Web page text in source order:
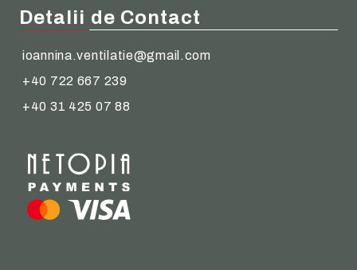
Detalii de Contact
ioannina.ventilatie@gmail.com
+40 722 667 239
+40 31 425 07 88